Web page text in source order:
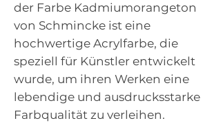
der Farbe Kadmiumorangeton
von Schmincke ist eine
hochwertige Acrylfarbe, die
speziell für Künstler entwickelt
wurde, um ihren Werken eine
lebendige und ausdrucksstarke
Farbqualität zu verleihen.